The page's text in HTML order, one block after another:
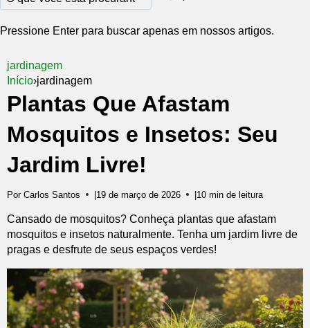
principal
Pressione Enter para buscar apenas em nossos artigos.
jardinagem
Início›jardinagem
Plantas Que Afastam
Mosquitos e Insetos: Seu
Jardim Livre!
Por Carlos Santos |19 de março de 2026 |10 min de leitura
Cansado de mosquitos? Conheça plantas que afastam
mosquitos e insetos naturalmente. Tenha um jardim livre de
pragas e desfrute de seus espaços verdes!